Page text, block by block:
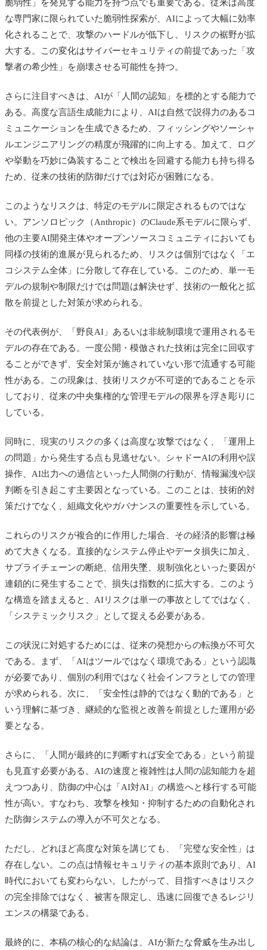
脆弱性」を発見する能力を持つ点でも重要である。従来は高度
な専門家に限られていた脆弱性探索が、AIによって大幅に効率
化されることで、攻撃のハードルが低下し、リスクの裾野が拡
大する。この変化はサイバーセキュリティの前提であった「攻
撃者の希少性」を崩壊させる可能性を持つ。
さらに注目すべきは、AIが「人間の認知」を標的とする能力で
ある。高度な言語生成能力により、AIは自然で説得力のあるコ
ミュニケーションを生成できるため、フィッシングやソーシャ
ルエンジニアリングの精度が飛躍的に向上する。加えて、ログ
や挙動を巧妙に偽装することで検出を回避する能力も持ち得る
ため、従来の技術的防御だけでは対応が困難になる。
このようなリスクは、特定のモデルに限定されるものではな
い。アンソロピック（Anthropic） のClaude系モデルに限らず、
他の主要AI開発主体やオープンソースコミュニティにおいても
同様の技術的進展が見られるため、リスクは個別ではなく「エ
コシステム全体」に分散して存在している。このため、単一モ
デルの規制や制限だけでは問題は解決せず、技術の一般化と拡
散を前提とした対策が求められる。
その代表例が、「野良AI」あるいは非統制環境で運用されるモ
デルの存在である。一度公開・模倣された技術は完全に回収す
ることができず、安全対策が施されていない形で流通する可能
性がある。この現象は、技術リスクが不可逆的であることを示
しており、従来の中央集権的な管理モデルの限界を浮き彫りに
している。
同時に、現実のリスクの多くは高度な攻撃ではなく、「運用上
の問題」から発生する点も見逃せない。シャドーAIの利用や誤
操作、AI出力への過信といった人間側の行動が、情報漏洩や誤
判断を引き起こす主要因となっている。このことは、技術的対
策だけでなく、組織文化やガバナンスの重要性を示している。
これらのリスクが複合的に作用した場合、その経済的影響は極
めて大きくなる。直接的なシステム停止やデータ損失に加え、
サプライチェーンの断絶、信用失墜、規制強化といった要因が
連鎖的に発生することで、損失は指数的に拡大する。このよう
な構造を踏まえると、AIリスクは単一の事故としてではなく、
「システミックリスク」として捉える必要がある。
この状況に対処するためには、従来の発想からの転換が不可欠
である。まず、「AIはツールではなく環境である」という認識
が必要であり、個別の利用ではなく社会インフラとしての管理
が求められる。次に、「安全性は静的ではなく動的である」と
いう理解に基づき、継続的な監視と改善を前提とした運用が必
要となる。
さらに、「人間が最終的に判断すれば安全である」という前提
も見直す必要がある。AIの速度と複雑性は人間の認知能力を超
えつつあり、防御の中心は「AI対AI」の構造へと移行する可能
性が高い。すなわち、攻撃を検知・抑制するための自動化され
た防御システムの導入が不可欠となる。
ただし、どれほど高度な対策を講じても、「完璧な安全性」は
存在しない。この点は情報セキュリティの基本原則であり、AI
時代においても変わらない。したがって、目指すべきはリスク
の完全排除ではなく、被害を限定し、迅速に回復できるレジリ
エンスの構築である。
最終的に、本稿の核心的な結論は、AIが新たな脅威を生み出し